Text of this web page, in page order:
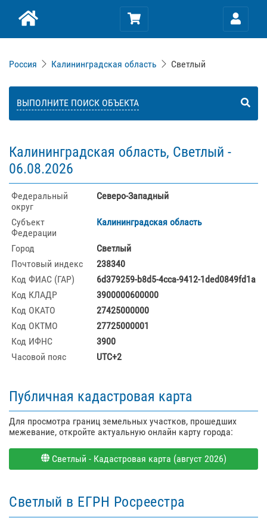
Россия Калининградская область Светлый
ВЫПОЛНИТЕ ПОИСК ОБЪЕКТА
Калининградская область, Светлый -
06.08.2026
Федеральный
округ
Северо-Западный
Субъект
Федерации
Калининградская область
Город
Светлый
Почтовый индекс
238340
Код ФИАС (ГАР)
6d379259-b8d5-4cca-9412-1ded0849fd1a
Код КЛАДР
3900000600000
Код ОКАТО
27425000000
Код ОКТМО
27725000001
Код ИФНС
3900
Часовой пояс
UTC+2
Публичная кадастровая карта
Для просмотра границ земельных участков, прошедших
межевание, откройте актуальную онлайн карту города:
Светлый - Кадастровая карта (август 2026)
Светлый в ЕГРН Росреестра